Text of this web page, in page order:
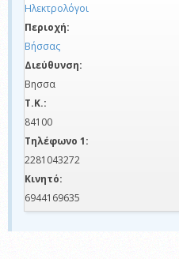
Ηλεκτρολόγοι
Περιοχή:
Βήσσας
Διεύθυνση:
Βησσα
Τ.Κ.:
84100
Τηλέφωνο 1:
2281043272
Κινητό:
6944169635